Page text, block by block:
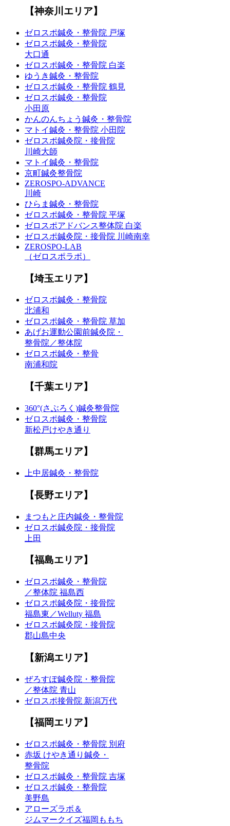
【神奈川エリア】
ゼロスポ鍼灸・整骨院 戸塚
ゼロスポ鍼灸・整骨院
大口通
ゼロスポ鍼灸・整骨院 白楽
ゆうき鍼灸・整骨院
ゼロスポ鍼灸・整骨院 鶴見
ゼロスポ鍼灸・整骨院
小田原
かんのんちょう鍼灸・整骨院
マトイ鍼灸・整骨院 小田院
ゼロスポ鍼灸院・接骨院
川崎大師
マトイ鍼灸・整骨院
京町鍼灸整骨院
ZEROSPO-ADVANCE
川崎
ひらま鍼灸・整骨院
ゼロスポ鍼灸・整骨院 平塚
ゼロスポアドバンス整体院 白楽
ゼロスポ鍼灸院・接骨院 川崎南幸
ZEROSPO-LAB
（ゼロスポラボ）
【埼玉エリア】
ゼロスポ鍼灸・整骨院
北浦和
ゼロスポ鍼灸・整骨院 草加
あげお運動公園前鍼灸院・
整骨院／整体院
ゼロスポ鍼灸・整骨
南浦和院
【千葉エリア】
360°(さぶろく)鍼灸整骨院
ゼロスポ鍼灸・整骨院
新松戸けやき通り
【群馬エリア】
上中居鍼灸・整骨院
【長野エリア】
まつもと庄内鍼灸・整骨院
ゼロスポ鍼灸院・接骨院
上田
【福島エリア】
ゼロスポ鍼灸・整骨院
／整体院 福島西
ゼロスポ鍼灸院・接骨院
福島東／Welluty 福島
ゼロスポ鍼灸院・接骨院
郡山島中央
【新潟エリア】
ぜろすぽ鍼灸院・整骨院
／整体院 青山
ゼロスポ接骨院 新潟万代
【福岡エリア】
ゼロスポ鍼灸・整骨院 別府
赤坂 けやき通り鍼灸・
整骨院
ゼロスポ鍼灸・整骨院 吉塚
ゼロスポ鍼灸・整骨院
美野島
アローズラボ＆
ジムマークイズ福岡ももち